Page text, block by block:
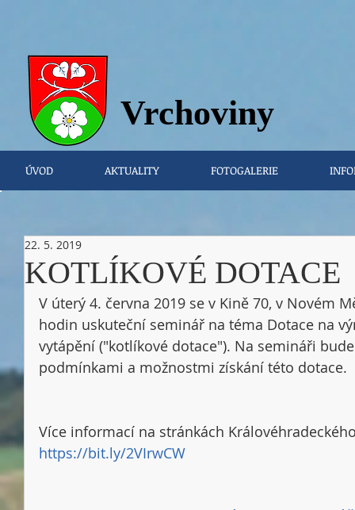
ÚVOD AKTUALITY FOTOGALERIE
Vrchoviny
KOTLÍKOVÉ DOTACE
22. 5. 2019
V úterý 4. června 2019 se v Kině 70, v Novém
hodin uskuteční seminář na téma Dotace na
vytápění ("kotlíkové dotace"). Na semináři
podmínkami a možnostmi získání této dotace.
Více informací na stránkách
https://bit.ly/2VIrwCW